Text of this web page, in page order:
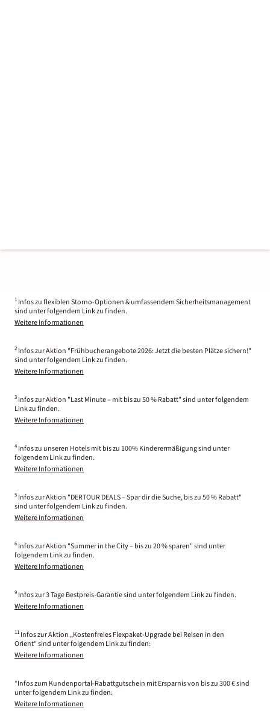
1 Infos zu flexiblen Storno-Optionen & umfassendem Sicherheitsmanagement
sind unter folgendem Link zu finden.
Weitere Informationen
2 Infos zur Aktion "Frühbucherangebote 2026: Jetzt die besten Plätze sichern!"
sind unter folgendem Link zu finden.
Weitere Informationen
3 Infos zur Aktion "Last Minute – mit bis zu 50 % Rabatt" sind unter folgendem
Link zu finden.
Weitere Informationen
4 Infos zu unseren Hotels mit bis zu 100% Kinderermäßigung sind unter
folgendem Link zu finden.
Weitere Informationen
5 Infos zur Aktion "DERTOUR DEALS – Spar dir die Suche, bis zu 50 % Rabatt"
sind unter folgendem Link zu finden.
Weitere Informationen
6 Infos zur Aktion "Summer in the City – bis zu 20 % sparen" sind unter
folgendem Link zu finden.
Weitere Informationen
9 Infos zur 3 Tage Bestpreis-Garantie sind unter folgendem Link zu finden.
Weitere Informationen
11 Infos zur Aktion „Kostenfreies Flexpaket-Upgrade bei Reisen in den
Orient“ sind unter folgendem Link zu finden:
Weitere Informationen
*Infos zum Kundenportal-Rabattgutschein mit Ersparnis von bis zu 300 € sind
unter folgendem Link zu finden:
Weitere Informationen